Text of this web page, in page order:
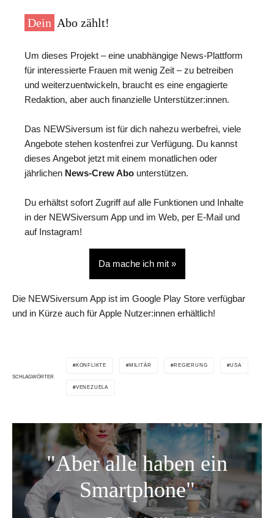
Dein Abo zählt!
Um dieses Projekt – eine unabhängige News-Plattform
für interessierte Frauen mit wenig Zeit – zu betreiben
und weiterzuentwickeln, braucht es eine engagierte
Redaktion, aber auch finanzielle Unterstützer:innen.
Das NEWSiversum ist für dich nahezu werbefrei, viele
Angebote stehen kostenfrei zur Verfügung. Du kannst
dieses Angebot jetzt mit einem monatlichen oder
jährlichen News-Crew Abo unterstützen.
Du erhältst sofort Zugriff auf alle Funktionen und Inhalte
in der NEWSiversum App und im Web, per E-Mail und
auf Instagram!
Da mache ich mit »
Die NEWSiversum App ist im Google Play Store verfügbar
und in Kürze auch für Apple Nutzer:innen erhältlich!
SCHLAGWÖRTER
KONFLIKTE MILITÄR REGIERUNG USA
VENEZUELA
"Aber alle haben ein
Smartphone"